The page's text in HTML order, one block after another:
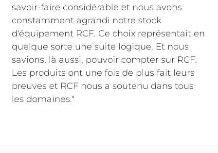
savoir-faire considérable et nous avons
constamment agrandi notre stock
d'équipement RCF. Ce choix représentait en
quelque sorte une suite logique. Et nous
savions, là aussi, pouvoir compter sur RCF.
Les produits ont une fois de plus fait leurs
preuves et RCF nous a soutenu dans tous
les domaines."